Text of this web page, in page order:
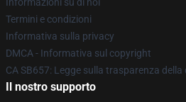
Termini e condizioni
Informativa sulla privacy
DMCA - Informativa sul copyright
CA SB657: Legge sulla trasparenza
Il nostro supporto